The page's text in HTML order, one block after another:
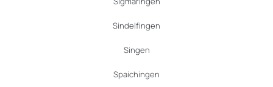
Sindelfingen
Singen
Spaichingen